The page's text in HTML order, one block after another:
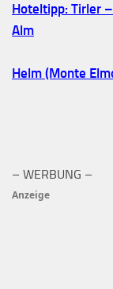
Hoteltipp: Tirler
Alm
Helm (Monte
– WERBUNG –
Anzeige